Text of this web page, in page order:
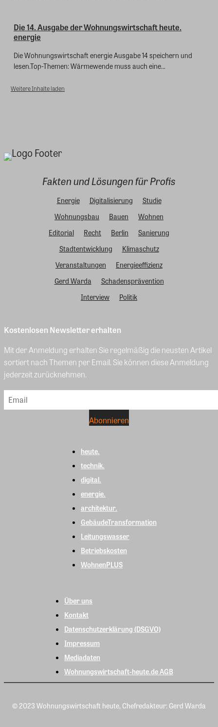
Die 14. Ausgabe der Wohnungswirtschaft heute.
energie
Die Wohnungswirtschaft energie Ausgabe 14 speichern und
lesen.Top-Themen: Wärmewende muss auch eine...
Weitere Inhalte laden
Fakten und Lösungen für Profis
Energie Digitalisierung
Studie
Wohnungsbau
Bauen
Wohnen
Editorial
Recht Berlin
Sanierung
Stadtentwicklung
Klimaschutz
Veranstaltungen
Energieeffizienz
Gerd Warda
Schadensprävention
Interview
Politik
Kostenlosen Newsletter erhalten
Mit der Anmeldung erhalten Sie regelmäßig die neusten Artikel
sortiert nach Themen per Email. Sie können diese Anmeldung
jederzeit zurücknehmen.
heute.
technik.
digital.
energie.
architektur.
GebäudeTransformation
Leitungswasser
Betriebskosten
WohnenPLUS
Über uns
Kontakt
Datenschutzerklärung (DSGVO)
Impressum
Mediadaten
Wohnungswirtschaft-heute.de AGB
© 2023 Wohnungswirtschaft heute, Chefredakteur: Gerd Warda